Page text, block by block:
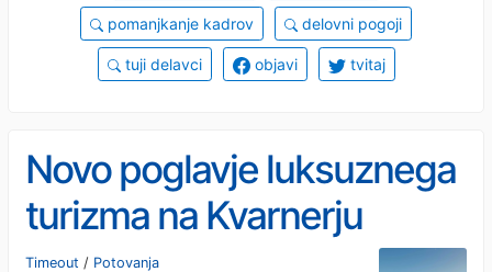
pomanjkanje kadrov delovni pogoji
tuji delavci objavi tvitaj
Novo poglavje luksuznega
turizma na Kvarnerju
Timeout / Potovanja